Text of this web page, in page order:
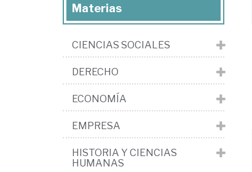
Materias
CIENCIAS SOCIALES
DERECHO
ECONOMÍA
EMPRESA
HISTORIA Y CIENCIAS
HUMANAS